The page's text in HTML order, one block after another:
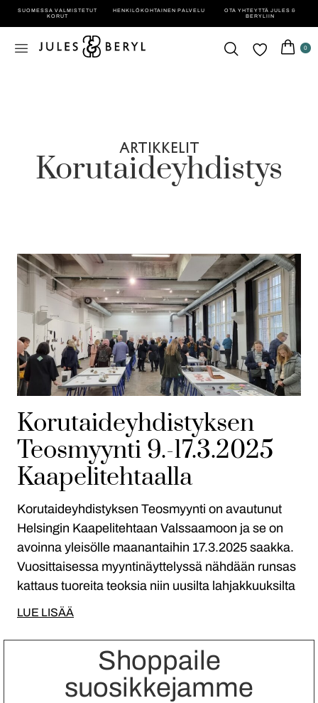
SUOMESSA VALMISTETUT
KORUT
HENKILÖ­KOHTAINEN PALVELU
OTA YHTEYTTÄ JULES &
BERYLIIN
0
ARTIKKELIT
Korutaideyhdistys
Korutaideyhdistyksen
Teosmyynti 9.-17.3.2025
Kaapelitehtaalla
Korutaideyhdistyksen Teosmyynti on avautunut
Helsingin Kaapelitehtaan Valssaamoon ja se on
avoinna yleisölle maanantaihin 17.3.2025 saakka.
Vuosittaisessa myyntinäyttelyssä nähdään runsas
kattaus tuoreita teoksia niin uusilta lahjakkuuksilta
LUE LISÄÄ
Shoppaile
suosikkejamme